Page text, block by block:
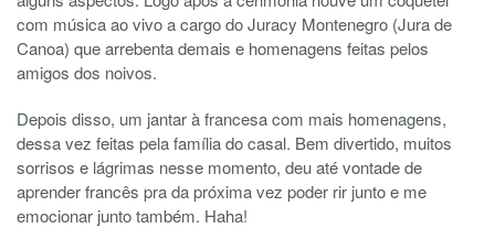
com música ao vivo a cargo do Juracy Montenegro (Jura de
Canoa) que arrebenta demais e homenagens feitas pelos
amigos dos noivos.
Depois disso, um jantar à francesa com mais homenagens,
dessa vez feitas pela família do casal. Bem divertido, muitos
sorrisos e lágrimas nesse momento, deu até vontade de
aprender francês pra da próxima vez poder rir junto e me
emocionar junto também. Haha!